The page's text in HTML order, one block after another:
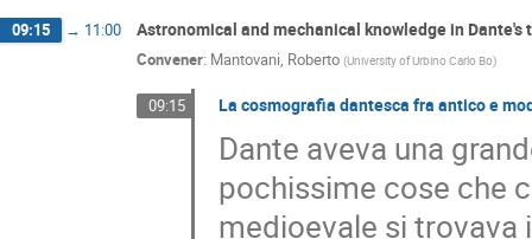
09:15 → 11:00 Astronomical and mechanical knowledge in Dante's
Convener: Mantovani, Roberto (University of Urbino Carlo Bo)
09:15 La cosmografia dantesca fra antico e
Dante aveva una
pochissime cose che
medioevale si trovava